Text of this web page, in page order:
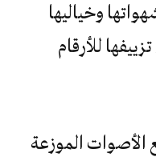
وخياليها
للأرقام
الأصوات الموزعة